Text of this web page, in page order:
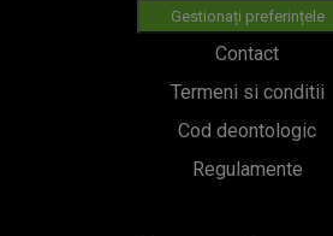
Gestionați preferințele
Contact
Termeni si conditii
Cod deontologic
Regulamente